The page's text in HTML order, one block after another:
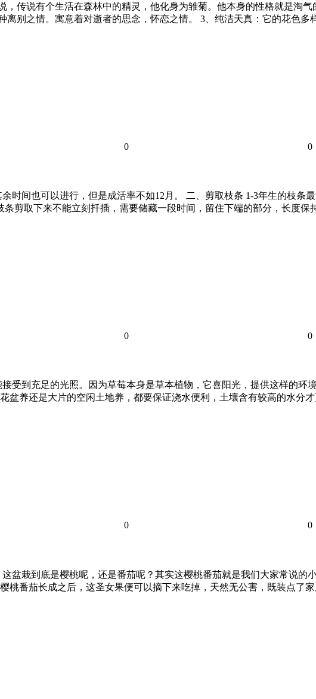
，传说有个生活在森林中的精灵，他化身为雏菊。他本身的性格就是淘
别之情。寓意着对逝者的思念，怀恋之情。 3、纯洁天真：它的花色
0 0
时间也可以进行，但是成活率不如12月。 二、剪取枝条 1-3年生的枝条
剪取下来不能立刻扦插，需要储藏一段时间，留住下端的部分，长度保
0 0
受到充足的光照。因为草莓本身是草本植物，它喜阳光，提供这样的环
盆养还是大片的空闲土地养，都要保证浇水便利，土壤含有较高的水分
0 0
盆栽到底是樱桃呢，还是番茄呢？其实这樱桃番茄就是我们大家常说的
桃番茄长成之后，这圣女果便可以摘下来吃掉，天然无公害，既装点了